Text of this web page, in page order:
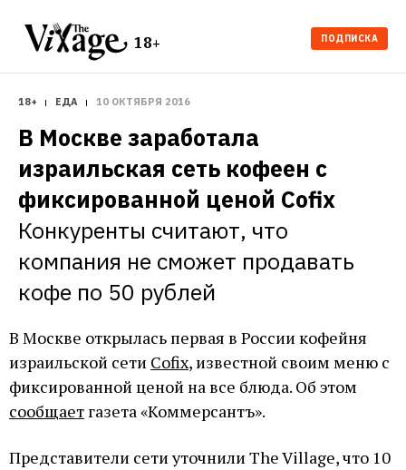
18+ ПОДПИСКА
18+ ЕДА 10 ОКТЯБРЯ 2016
В Москве заработала
израильская сеть кофеен с
фиксированной ценой Cofix
Конкуренты считают, что
компания не сможет продавать
кофе по 50 рублей
В Москве открылась первая в России кофейня
израильской сети Cofix, известной своим меню с
фиксированной ценой на все блюда. Об этом
сообщает газета «Коммерсантъ».
Представители сети уточнили The Village, что 10